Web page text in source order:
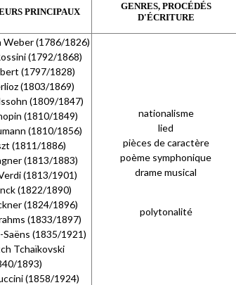
PRINCIPAUX
GENRES, PROCÉDÉS
D'ÉCRITURE
Weber (1786/1826)
(1792/1868)
(1797/1828)
(1803/1869)
(1809/1847)
(1810/1849)
(1810/1856)
(1811/1886)
(1813/1883)
(1813/1901)
(1822/1890)
(1824/1896)
(1833/1897)
Saëns (1835/1921)
Tchaïkovski
1893)
(1858/1924)
nationalisme
lied
pièces de caractère
poème symphonique
drame musical
polytonalité